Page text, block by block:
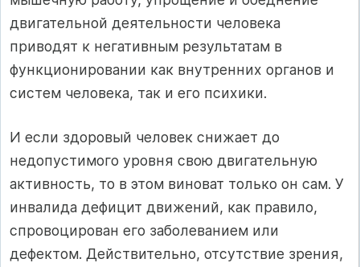
двигательной деятельности человека
приводят к негативным результатам в
функционировании как внутренних органов и
систем человека, так и его психики.
И если здоровый человек снижает до
недопустимого уровня свою двигательную
активность, то в этом виноват только он сам. У
инвалида дефицит движений, как правило,
спровоцирован его заболеванием или
дефектом. Действительно, отсутствие зрения,